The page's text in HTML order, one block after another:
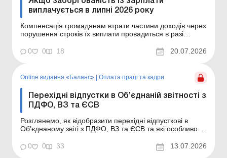
виплачується в липні 2026 року
Компенсація громадянам втрати частини доходів через
порушення строків їх виплати провадиться в разі
календарних місяців відповідно до Порядку,
затвердженого постановою КМУ від 21.02.2001 № 159.
нарахованого, але не ...
0 0 18 20.07.2026
Online видання «Баланс» Оплата праці та кадри
Перехідні відпустки в Об’єднаній звітності з
ПДФО, ВЗ та ЄСВ
Розглянемо, як відобразити перехідні відпусткові в
Об’єднаному звіті з ПДФО, ВЗ та ЄСВ та які особливості
липня 2026 року Суми відпусткових відображаються в
розд. І основної частини Об’єднаного звіту і додатках
0 0 33 13.07.2026